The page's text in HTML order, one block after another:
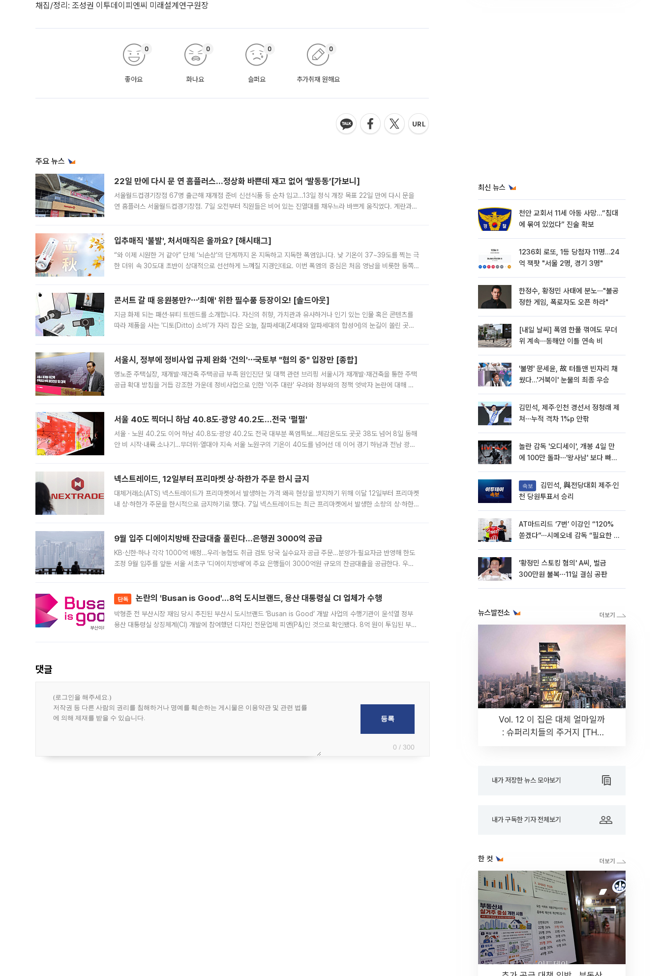
채집/정리: 조성권 이투데이피엔씨 미래설계연구원장
좋아요
0
화나요
0
슬퍼요
0
추가취재 원해요
0
주요 뉴스
22일 만에 다시 문 연 홈플러스…정상화 바쁜데 재고 없어 ‘발동동’[가보니]
서울월드컵경기장점 67명 출근해 재개점 준비 신선식품 등 순차 입고…13일 정식 개장 목표 22일 만에 다시 문을
연 홈플러스 서울월드컵경기장점. 7일 오전부터 직원들은 비어 있는 진열대를 채우느라 바쁘게 움직였다. 계란과
입추매직 '불발', 처서매직은 올까요? [해시태그]
“와 이제 시원한 거 같아” 단체 ‘뇌손상’의 단계까지 온 지독하고 지독한 폭염입니다. 낮 기온이 37~39도를 찍는 극
한 더위 속 30도대 초반이 상대적으로 선선하게 느껴질 지경인데요. 이번 폭염의 중심은 처음 영남을 비롯한 동쪽
콘서트 갈 때 응원봉만?⋯'최애' 위한 필수품 등장이오! [솔드아웃]
지금 화제 되는 패션·뷰티 트렌드를 소개합니다. 자신의 취향, 가치관과 유사하거나 인기 있는 인물 혹은 콘텐츠를
따라 제품을 사는 '디토(Ditto) 소비'가 자리 잡은 오늘, 잘파세대(Z세대와 알파세대의 합성어)의 눈길이 쏠린 곳은
서울시, 정부에 정비사업 규제 완화 '건의'⋯국토부 "협의 중" 입장만 [종합]
명노준 주택실장, 재개발·재건축 주택공급 부족 원인진단 및 대책 관련 브리핑 서울시가 재개발·재건축을 통한 주택
공급 확대 방침을 거듭 강조한 가운데 정비사업으로 인한 '이주 대란' 우려와 정부와의 정책 엇박자 논란에 대해 정
서울 40도 찍더니 하남 40.8도·광양 40.2도…전국 '펄펄'
서울ㆍ노원 40.2도 이어 하남 40.8도·광양 40.2도 전국 대부분 폭염특보…체감온도도 곳곳 38도 넘어 8일 동해
안 비 시작·내륙 소나기…무더위·열대야 지속 서울 노원구의 기온이 40도를 넘어선 데 이어 경기 하남과 전남 광양
넥스트레이드, 12일부터 프리마켓 상·하한가 주문 한시 금지
대체거래소(ATS) 넥스트레이드가 프리마켓에서 발생하는 가격 왜곡 현상을 방지하기 위해 이달 12일부터 프리마켓
내 상·하한가 주문을 한시적으로 금지하기로 했다. 7일 넥스트레이드는 최근 프리마켓에서 발생한 소량의 상·하한
9월 입주 디에이치방배 잔금대출 풀린다…은행권 3000억 공급
KB·신한·하나 각각 1000억 배정…우리·농협도 취급 검토 당국 실수요자 공급 주문…분양가·필요자금 반영해 한도
조정 9월 입주를 앞둔 서울 서초구 ‘디에이치방배’에 주요 은행들이 3000억원 규모의 잔금대출을 공급한다. 우리
단독 논란의 'Busan is Good'…8억 도시브랜드, 용산 대통령실 CI 업체가 수행
박형준 전 부산시장 재임 당시 추진된 부산시 도시브랜드 ‘Busan is Good’ 개발 사업의 수행기관이 윤석열 정부
용산 대통령실 상징체계(CI) 개발에 참여했던 디자인 전문업체 피앤(P&)인 것으로 확인됐다. 8억 원이 투입된 부산
댓글
0 / 300
최신 뉴스
천안 교회서 11세 아동 사망…“침대
에 묶여 있었다” 진술 확보
1236회 로또, 1등 당첨자 11명…24
억 잭팟 "서울 2명, 경기 3명"
한정수, 황정민 사태에 분노⋯"불공
정한 게임, 폭로자도 오픈 하라"
[내일 날씨] 폭염 한풀 꺾여도 무더
위 계속⋯동해안 이틀 연속 비
'불명' 문세윤, 故 터틀맨 빈자리 채
웠다…'거북이' 눈물의 최종 우승
김민석, 제주·인천 경선서 정청래 제
쳐⋯누적 격차 1%p 안팎
놀란 감독 '오디세이', 개봉 4일 만
에 100만 돌파⋯'왕사남' 보다 빠르
속보
천 당원투표서 승리
AT마드리드 ‘7번’ 이강인 “120%
쏟겠다”⋯시메오네 감독 “필요한 선
'황정민 스토킹 혐의' A씨, 벌금
300만원 불복⋯11일 결심 공판
뉴스발전소
Vol. 12 이 집은 대체 얼마일까
: 슈퍼리치들의 주거지 [THE
내가 저장한 뉴스 모아보기
내가 구독한 기자 전체보기
한 컷